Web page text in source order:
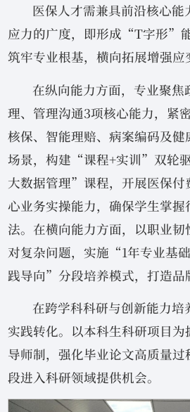
医保人才需兼具前沿核心能
应力的广度，即形成“T字形”
筑牢专业根基，横向拓展增强应
在纵向能力方面，专业聚焦
理、管理沟通3项核心能力，紧
核保、智能理赔、病案编码及健
场景，构建“课程+实训”双轮
大数据管理”课程，开展医保付
心业务实操能力，确保学生掌握
法。在横向能力方面，以职业
对复杂问题，实施“1年专业基
践导向”分段培养模式，打造品
在跨学科科研与创新能力培
实践转化。以本科生科研项目为
导师制，强化毕业论文高质量
段进入科研领域提供机会。